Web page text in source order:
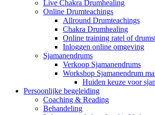
Live Chakra Drumhealing
Online Drumteachings
Allround Drumteachings
Chakra Drumhealing
Online training ratel of
Inloggen online omgeving
Sjamanendrums
Verkoop Sjamanendrums
Workshop Sjamanendrum
Huiden keuze voor
Persoonlijke begeleiding
Coaching & Reading
Behandeling